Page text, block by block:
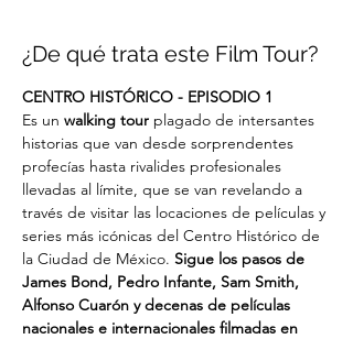
¿De qué trata este Film Tour?
CENTRO HISTÓRICO - EPISODIO 1
Es un walking tour plagado de intersantes
historias que van desde sorprendentes
profecías hasta rivalides profesionales
llevadas al límite, que se van revelando a
través de visitar las locaciones de películas y
series más icónicas del Centro Histórico de
la Ciudad de México. Sigue los pasos de
James Bond, Pedro Infante, Sam Smith,
Alfonso Cuarón y decenas de películas
nacionales e internacionales filmadas en